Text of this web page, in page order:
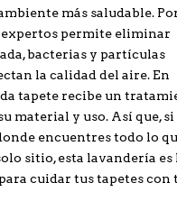
más saludable.
permite eliminar
bacterias y partículas
la calidad del aire. En
tapete recibe un
material y uso. Así que, si
encuentres todo lo
sitio, esta lavandería es
cuidar tus tapetes con